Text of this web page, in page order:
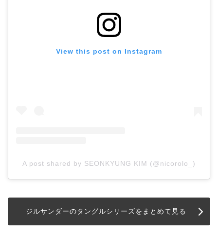
View this post on Instagram
A post shared by SEONKYUNG KIM (@nicorolo_)
ジルサンダーのタングルシリーズをまとめて見る